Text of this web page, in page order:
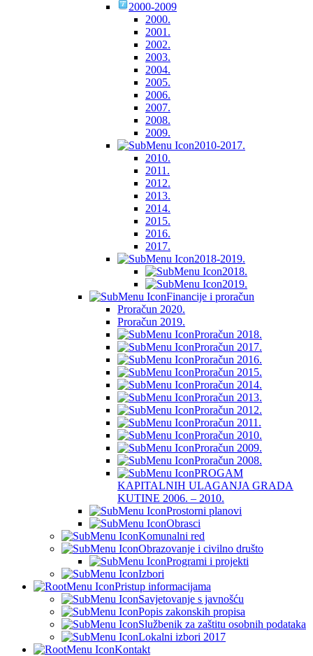
2000-2009
2000.
2001.
2002.
2003.
2004.
2005.
2006.
2007.
2008.
2009.
2010-2017.
2010.
2011.
2012.
2013.
2014.
2015.
2016.
2017.
2018-2019.
2018.
2019.
Financije i proračun
Proračun 2020.
Proračun 2019.
Proračun 2018.
Proračun 2017.
Proračun 2016.
Proračun 2015.
Proračun 2014.
Proračun 2013.
Proračun 2012.
Proračun 2011.
Proračun 2010.
Proračun 2009.
Proračun 2008.
PROGAM
KAPITALNIH ULAGANJA GRADA
KUTINE 2006. – 2010.
Prostorni planovi
Obrasci
Komunalni red
Obrazovanje i civilno društo
Programi i projekti
Izbori
Pristup informacijama
Savjetovanje s javnošću
Popis zakonskih propisa
Službenik za zaštitu osobnih podataka
Lokalni izbori 2017
Kontakt